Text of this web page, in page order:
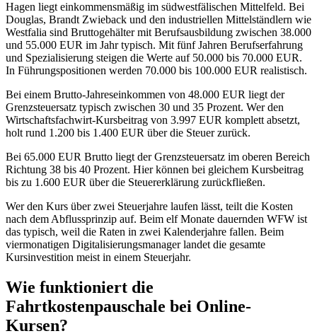
Hagen liegt einkommensmäßig im südwestfälischen Mittelfeld. Bei
Douglas, Brandt Zwieback und den industriellen Mittelständlern wie
Westfalia sind Bruttogehälter mit Berufsausbildung zwischen 38.000
und 55.000 EUR im Jahr typisch. Mit fünf Jahren Berufserfahrung
und Spezialisierung steigen die Werte auf 50.000 bis 70.000 EUR.
In Führungspositionen werden 70.000 bis 100.000 EUR realistisch.
Bei einem Brutto-Jahreseinkommen von 48.000 EUR liegt der
Grenzsteuersatz typisch zwischen 30 und 35 Prozent. Wer den
Wirtschaftsfachwirt-Kursbeitrag von 3.997 EUR komplett absetzt,
holt rund 1.200 bis 1.400 EUR über die Steuer zurück.
Bei 65.000 EUR Brutto liegt der Grenzsteuersatz im oberen Bereich
Richtung 38 bis 40 Prozent. Hier können bei gleichem Kursbeitrag
bis zu 1.600 EUR über die Steuererklärung zurückfließen.
Wer den Kurs über zwei Steuerjahre laufen lässt, teilt die Kosten
nach dem Abflussprinzip auf. Beim elf Monate dauernden WFW ist
das typisch, weil die Raten in zwei Kalenderjahre fallen. Beim
viermonatigen Digitalisierungsmanager landet die gesamte
Kursinvestition meist in einem Steuerjahr.
Wie funktioniert die
Fahrtkostenpauschale bei Online-
Kursen?